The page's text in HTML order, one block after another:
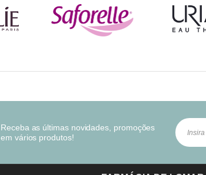
Receba as últimas novidades, promoções
em vários produtos!